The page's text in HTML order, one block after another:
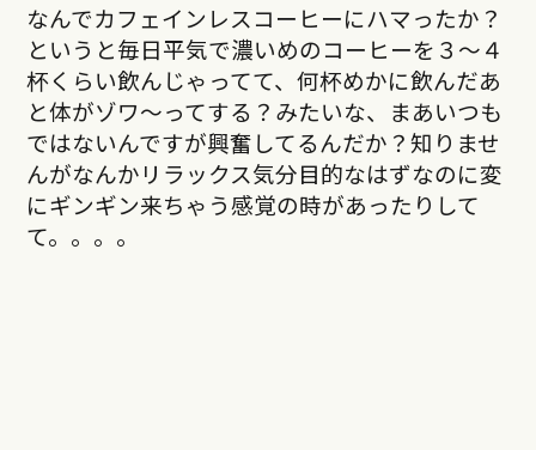
なんでカフェインレスコーヒーにハマったか？
というと毎日平気で濃いめのコーヒーを３〜４
杯くらい飲んじゃってて、何杯めかに飲んだあ
と体がゾワ〜ってする？みたいな、まあいつも
ではないんですが興奮してるんだか？知りませ
んがなんかリラックス気分目的なはずなのに変
にギンギン来ちゃう感覚の時があったりして
て。。。。